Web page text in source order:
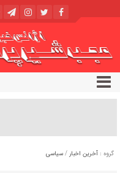
گروه : آخرین اخبار / سیاسی